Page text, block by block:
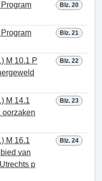
Blz. 20
Blz. 21
Blz. 22
M 10.1 P
Blz. 23
M 14.1
oorzaken
Blz. 24
M 16.1
van
p